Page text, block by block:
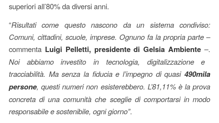
superiori all’80% da diversi anni.
“Risultati come questo nascono da un sistema condiviso:
Comuni, cittadini, scuole, imprese. Ognuno fa la propria parte –
commenta Luigi Pelletti, presidente di Gelsia Ambiente –.
Noi abbiamo investito in tecnologia, digitalizzazione e
tracciabilità. Ma senza la fiducia e l’impegno di quasi490mila
persone, questi numeri non esisterebbero. L’81,11% è la prova
concreta di una comunità che sceglie di comportarsi in modo
responsabile e sostenibile, ogni giorno”.